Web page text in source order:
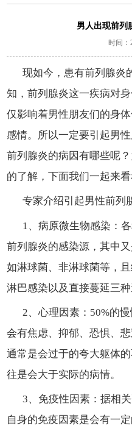
男人出现前列
时间：
现如今，患有前列腺炎
知，前列腺炎这一疾病对
仅影响着男性朋友们的身
感情。所以一定要引起男
前列腺炎的病因有哪些呢
的了解，下面我们一起来看
专家介绍引起男性前列
1、病原微生物感染：
前列腺炎的感染源，其中
如淋球菌、非淋球菌等，
淋巴感染以及直接蔓延三种
2、心理因素：50%的
会有焦虑、抑郁、恐惧、
通常是会过于的夸大躯体
往是会大于实际的病情。
3、免疫性因素：据相
自身的免疫因素是会有一